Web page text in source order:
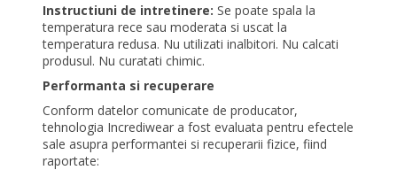
Instructiuni de intretinere:Se poate spala la
temperatura rece sau moderata si uscat la
temperatura redusa. Nu utilizati inalbitori. Nu calcati
produsul. Nu curatati chimic.
Performanta si recuperare
Conform datelor comunicate de producator,
tehnologia Incrediwear a fost evaluata pentru efectele
sale asupra performantei si recuperarii fizice, fiind
raportate: